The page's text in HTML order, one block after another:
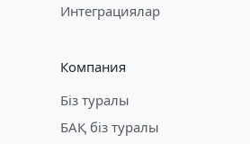
Интеграциялар
Компания
Біз туралы
БАҚ біз туралы